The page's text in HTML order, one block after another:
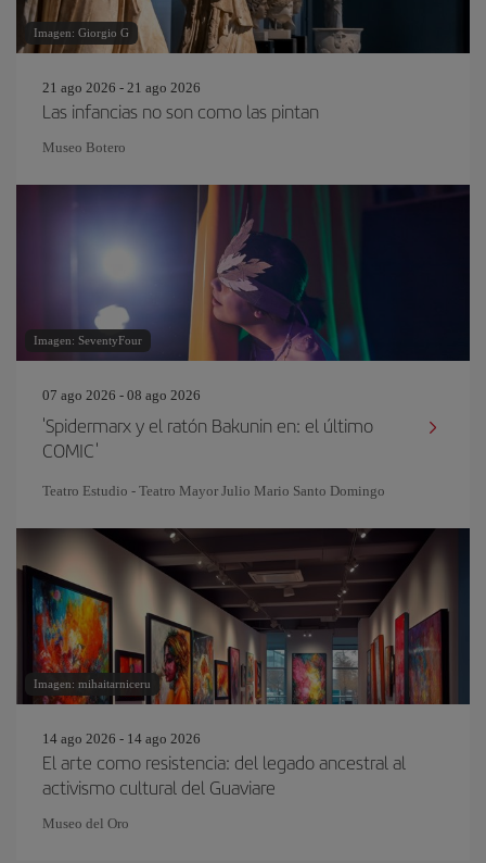
Imagen: Giorgio G
21 ago 2026 - 21 ago 2026
Las infancias no son como las pintan
Museo Botero
Imagen: SeventyFour
07 ago 2026 - 08 ago 2026
'Spidermarx y el ratón Bakunin en: el último
COMIC'
Teatro Estudio - Teatro Mayor Julio Mario Santo Domingo
Imagen: mihaitarniceru
14 ago 2026 - 14 ago 2026
El arte como resistencia: del legado ancestral al
activismo cultural del Guaviare
Museo del Oro